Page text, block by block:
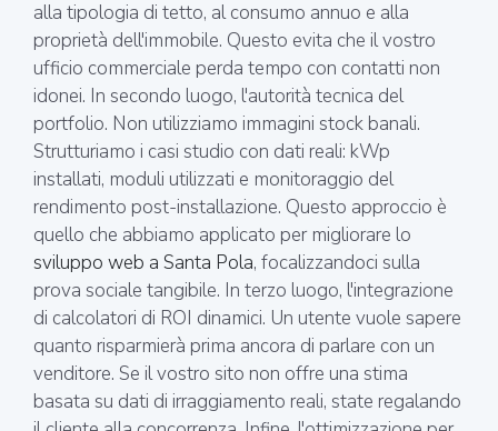
alla tipologia di tetto, al consumo annuo e alla
proprietà dell'immobile. Questo evita che il vostro
ufficio commerciale perda tempo con contatti non
idonei. In secondo luogo, l'autorità tecnica del
portfolio. Non utilizziamo immagini stock banali.
Strutturiamo i casi studio con dati reali: kWp
installati, moduli utilizzati e monitoraggio del
rendimento post-installazione. Questo approccio è
quello che abbiamo applicato per migliorare lo
sviluppo web a Santa Pola, focalizzandoci sulla
prova sociale tangibile. In terzo luogo, l'integrazione
di calcolatori di ROI dinamici. Un utente vuole sapere
quanto risparmierà prima ancora di parlare con un
venditore. Se il vostro sito non offre una stima
basata su dati di irraggiamento reali, state regalando